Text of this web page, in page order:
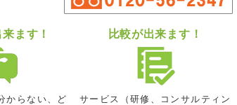
ます！ 比較が出来ます！
からない、ど
サービス（研修、コンサルティン